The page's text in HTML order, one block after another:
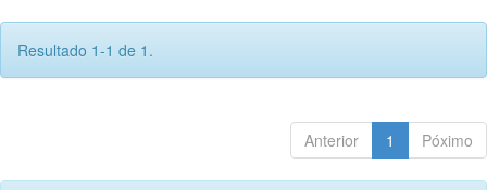
Resultado 1-1 de 1.
Anterior 1 Póximo